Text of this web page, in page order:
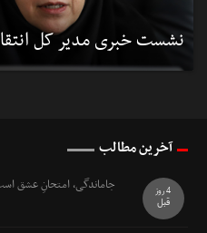
نشست خبری مدیر کل
آخرین مطالب
جاماندگی، امتحانِ عشق
4 روز
قبل